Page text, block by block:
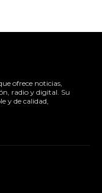
ofrece noticias,
radio y digital. Su
y de calidad,